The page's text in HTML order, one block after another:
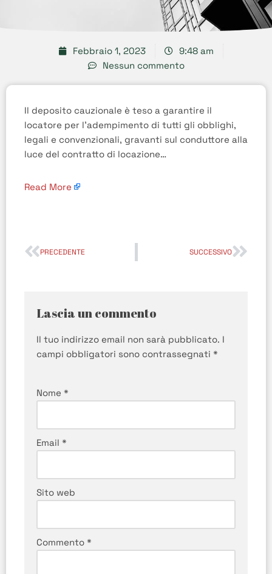
Febbraio 1, 2023
9:48 am
Nessun commento
Il deposito cauzionale è teso a garantire il
locatore per l’adempimento di tutti gli obblighi,
legali e convenzionali, gravanti sul conduttore alla
luce del contratto di locazione…
Read More
PRECEDENTE SUCCESSIVO
Lascia un commento
Il tuo indirizzo email non sarà pubblicato. I
campi obbligatori sono contrassegnati *
Nome *
Email *
Sito web
Commento *